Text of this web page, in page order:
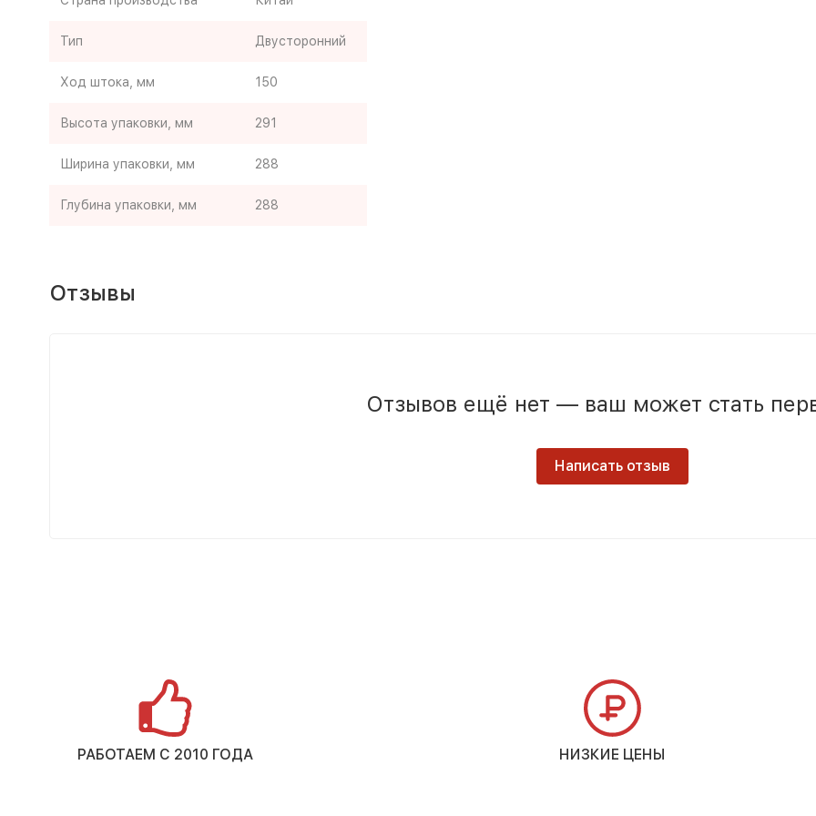
Тип Двусторонний
Ход штока, мм 150
Высота упаковки, мм 291
Ширина упаковки, мм 288
Глубина упаковки, мм 288
Отзывы
Отзывов ещё нет — ваш может стать
Написать отзыв
РАБОТАЕМ С 2010 ГОДА НИЗКИЕ ЦЕНЫ